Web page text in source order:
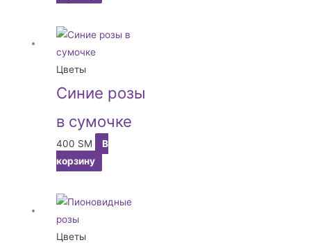
Цветы
Синие розы
в сумочке
400 ЅМ
В
корзину
Цветы